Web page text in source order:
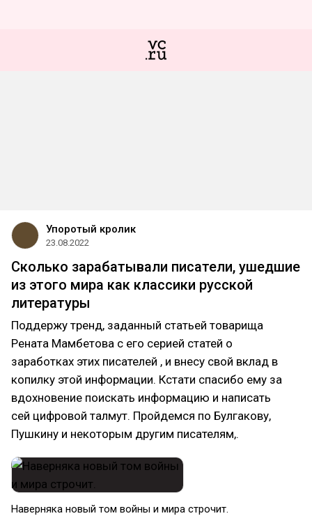
Упоротый кролик
23.08.2022
Сколько зарабатывали писатели, ушедшие
из этого мира как классики русской
литературы
Поддержу тренд, заданный статьей товарища
Рената Мамбетова с его серией статей о
заработках этих писателей , и внесу свой вклад в
копилку этой информации. Кстати спасибо ему за
вдохновение поискать информацию и написать
сей цифровой талмут. Пройдемся по Булгакову,
Пушкину и некоторым другим писателям,.
Наверняка новый том войны и мира строчит.